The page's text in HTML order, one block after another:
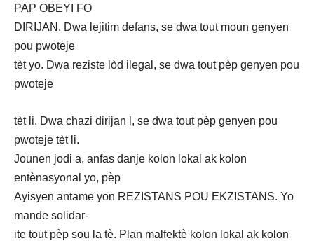
PAP OBEYI FO
DIRIJAN. Dwa lejitim defans, se dwa tout moun genyen
pou pwoteje
tèt yo. Dwa reziste lòd ilegal, se dwa tout pèp genyen pou
pwoteje
tèt li. Dwa chazi dirijan l, se dwa tout pèp genyen pou
pwoteje tèt li.
Jounen jodi a, anfas danje kolon lokal ak kolon
entènasyonal yo, pèp
Ayisyen antame yon REZISTANS POU EKZISTANS. Yo
mande solidar-
ite tout pèp sou la tè. Plan malfektè kolon lokal ak kolon